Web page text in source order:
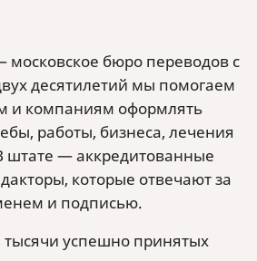
московское бюро переводов с
десятилетий мы помогаем
и компаниям оформлять
работы, бизнеса, лечения
штате — аккредитованные
которые отвечают за
и подписью.
тысячи успешно принятых